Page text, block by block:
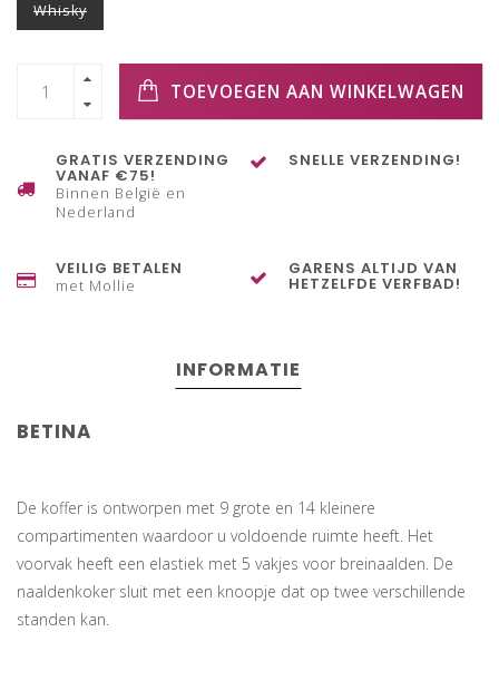
Whisky
TOEVOEGEN AAN WINKELWAGEN
GRATIS VERZENDING
VANAF €75!
Binnen België en
Nederland
SNELLE VERZENDING!
VEILIG BETALEN
met Mollie
GARENS ALTIJD VAN
HETZELFDE VERFBAD!
INFORMATIE
BETINA
De koffer is ontworpen met 9 grote en 14 kleinere
compartimenten waardoor u voldoende ruimte heeft. Het
voorvak heeft een elastiek met 5 vakjes voor breinaalden. De
naaldenkoker sluit met een knoopje dat op twee verschillende
standen kan.